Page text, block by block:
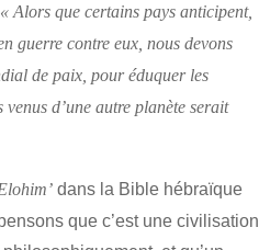
« Alors que certains pays anticipent,
guerre contre eux, nous devons
de paix, pour éduquer les
d’une autre planète serait
dans la Bible hébraïque
que c’est une civilisation